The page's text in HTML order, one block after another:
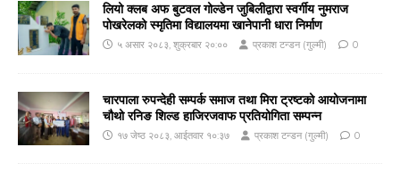
लियो क्लब अफ बुटवल गोल्डेन जुबिलीद्वारा स्वर्गीय नुमराज
पोखरेलको स्मृतिमा विद्यालयमा खानेपानी धारा निर्माण
५ असार २०८३, शुक्रबार २०:०० प्रकाश टन्डन (गुल्मी) 0
चारपाला रुपन्देही सम्पर्क समाज तथा मिरा ट्रष्टको आयोजनामा
चौथो रनिङ शिल्ड हाजिरजवाफ प्रतियोगिता सम्पन्न
१७ जेष्ठ २०८३, आईतवार १०:३७ प्रकाश टन्डन (गुल्मी) 0